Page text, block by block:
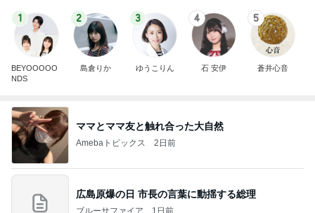
1
BEYOOOOO
NDS
2
島倉りか
3
ゆうこりん
4
石 安伊
5
蒼井心音
ママとママ友と触れ合った大自然
Amebaトピックス 2日前
広島原爆の日 市長の言葉に動揺する総理